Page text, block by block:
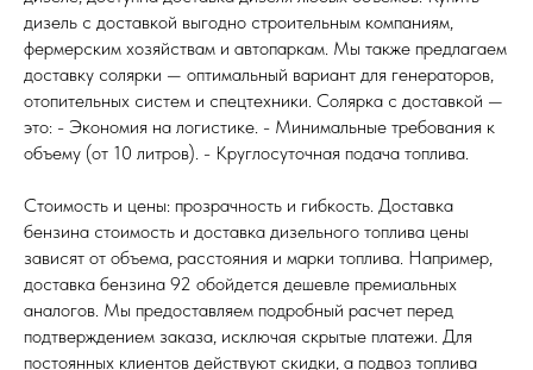
дизель с доставкой выгодно строительным компаниям,
фермерским хозяйствам и автопаркам. Мы также предлагаем
доставку солярки — оптимальный вариант для генераторов,
отопительных систем и спецтехники. Солярка с доставкой —
это: - Экономия на логистике. - Минимальные требования к
объему (от 10 литров). - Круглосуточная подача топлива.
Стоимость и цены: прозрачность и гибкость. Доставка
бензина стоимость и доставка дизельного топлива цены
зависят от объема, расстояния и марки топлива. Например,
доставка бензина 92 обойдется дешевле премиальных
аналогов. Мы предоставляем подробный расчет перед
подтверждением заказа, исключая скрытые платежи. Для
постоянных клиентов действуют скидки, а подвоз топлива